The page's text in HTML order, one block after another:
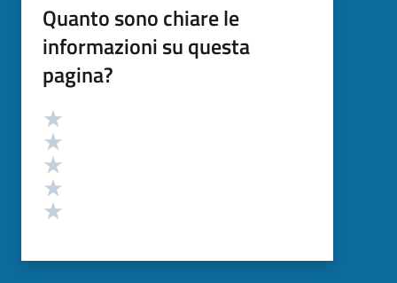
Quanto sono chiare le
informazioni su questa
pagina?
Valutazione